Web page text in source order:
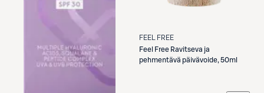
FEEL FREE
Feel Free Ravitseva ja
pehmentävä päivävoide, 50ml